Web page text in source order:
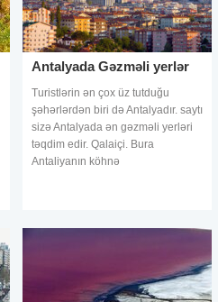
Antalyada Gəzməli yerlər
Turistlərin ən çox üz tutduğu
şəhərlərdən biri də Antalyadır. saytı
sizə Antalyada ən gəzməli yerləri
təqdim edir. Qalaiçi. Bura
Antaliyanın köhnə